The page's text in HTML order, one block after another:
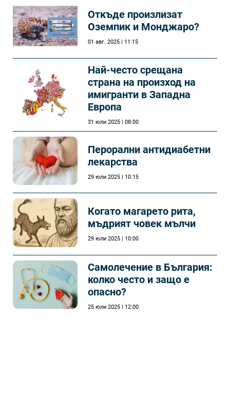
Откъде произлизат
Оземпик и Монджаро?
01 авг. 2025 | 11:15
Най-често срещана
страна на произход на
имигранти в Западна
Европа
31 юли 2025 | 08:00
Перорални антидиабетни
лекарства
29 юли 2025 | 10:15
Когато магарето рита,
мъдрият човек мълчи
29 юли 2025 | 10:00
Самолечeние в България:
колко често и защо е
опасно?
25 юли 2025 | 12:00